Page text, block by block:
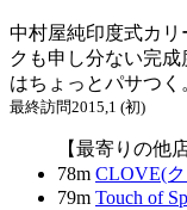
中村屋純印度式カリ
クも申し分ない完
はちょっとパサつく
最終訪問2015,1 (初)
【最寄りの他店
78m CLOVE(
79m Touch of